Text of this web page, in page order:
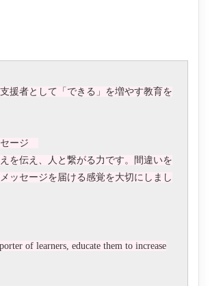
援者として「できる」を増やす教育を
セージ
を伝え、人と繋がる力です。間違いを
ッセージを届ける感覚を大切にしまし
of learners, educate them to increase